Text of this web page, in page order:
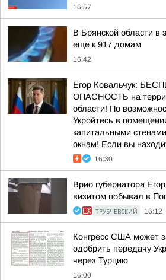
16:57
В Брянской области в
еще к 917 домам
16:42
Егор Ковальчук:
ОПАСНОСТЬ на
области! По
Укройтесь в
капитальными
окнам! Если вы
16:30
Врио губернатора
визитом побывал в
ТРУБЧЕВСКИЙ 16:12
Конгресс США может
одобрить передачу
через Турцию
16:00